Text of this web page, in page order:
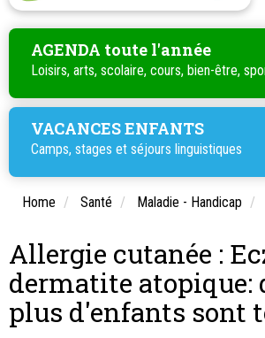
AGENDA toute l'année
Loisirs, arts, scolaire, cours, bien-être,
VACANCES ENFANTS
Camps, stages et séjours linguistiques
Home Santé Maladie - Handicap
Allergie cutanée :
dermatite atopique:
plus d'enfants sont